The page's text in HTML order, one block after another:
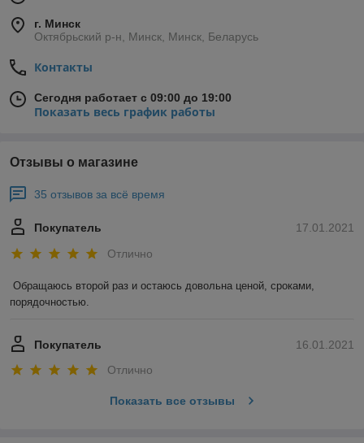
г. Минск
Октябрьский р-н, Минск, Минск, Беларусь
Контакты
Сегодня работает с 09:00 до 19:00
Показать весь график работы
Отзывы о магазине
35 отзывов за всё время
17.01.2021
Покупатель
Отлично
Обращаюсь второй раз и остаюсь довольна ценой, сроками,
порядочностью.
16.01.2021
Покупатель
Отлично
Показать все отзывы